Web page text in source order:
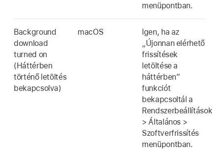
menüpontban.
Background
download
turned on
(Háttérben
történő letöltés
bekapcsolva)
macOS
Igen, ha az
„Újonnan elérhető
frissítések
letöltése a
háttérben”
funkciót
bekapcsoltál a
Rendszerbeállítások
> Általános >
Szoftverfrissítés
menüpontban.